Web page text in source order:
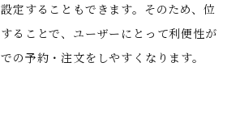
定することもできます。そのため、位
ることで、ユーザーにとって利便性が
の予約・注文をしやすくなります。